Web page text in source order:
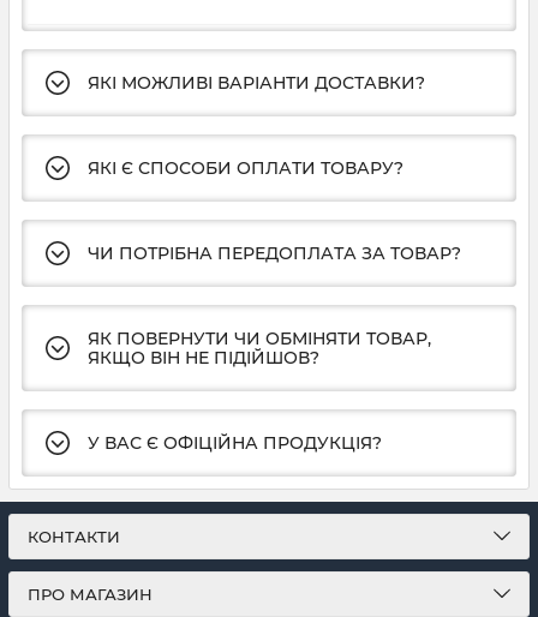
ЯКІ МОЖЛИВІ ВАРІАНТИ ДОСТАВКИ?
ЯКІ Є СПОСОБИ ОПЛАТИ ТОВАРУ?
ЧИ ПОТРІБНА ПЕРЕДОПЛАТА ЗА ТОВАР?
ЯК ПОВЕРНУТИ ЧИ ОБМІНЯТИ ТОВАР,
ЯКЩО ВІН НЕ ПІДІЙШОВ?
У ВАС Є ОФІЦІЙНА ПРОДУКЦІЯ?
КОНТАКТИ
ПРО МАГАЗИН